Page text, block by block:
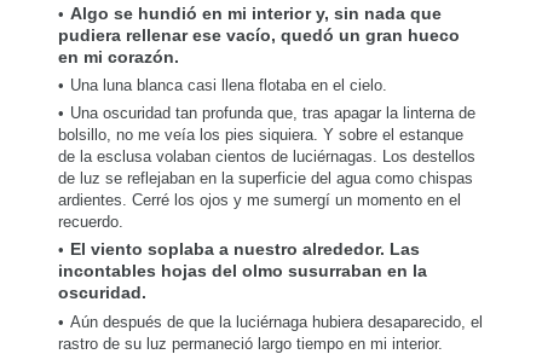
Algo se hundió en mi interior y, sin nada que
pudiera rellenar ese vacío, quedó un gran hueco
en mi corazón.
Una luna blanca casi llena flotaba en el cielo.
Una oscuridad tan profunda que, tras apagar la linterna de
bolsillo, no me veía los pies siquiera. Y sobre el estanque
de la esclusa volaban cientos de luciérnagas. Los destellos
de luz se reflejaban en la superficie del agua como chispas
ardientes. Cerré los ojos y me sumergí un momento en el
recuerdo.
El viento soplaba a nuestro alrededor. Las
incontables hojas del olmo susurraban en la
oscuridad.
Aún después de que la luciérnaga hubiera desaparecido, el
rastro de su luz permaneció largo tiempo en mi interior.